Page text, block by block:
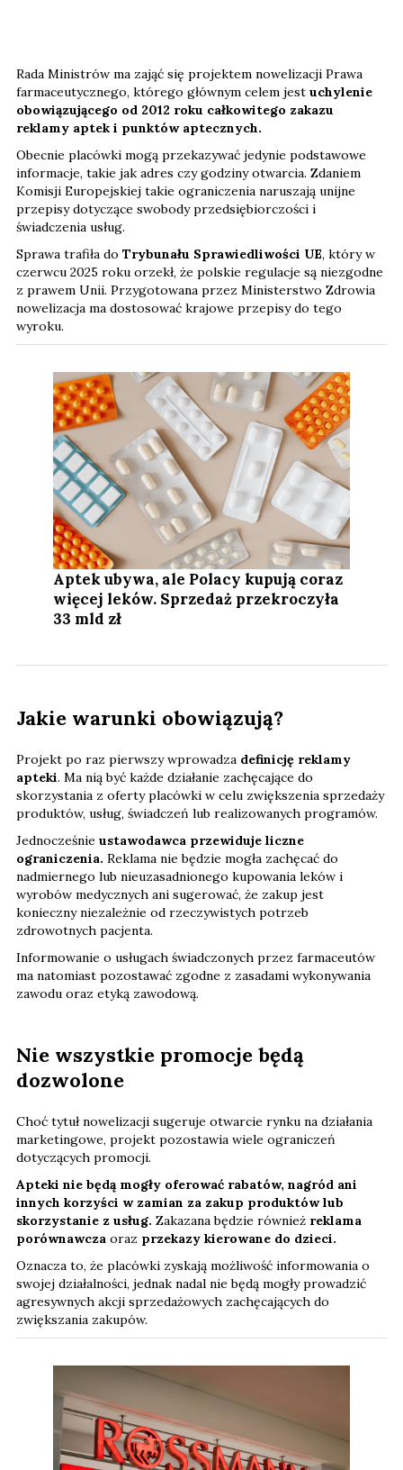
Rada Ministrów ma zająć się projektem nowelizacji Prawa
farmaceutycznego, którego głównym celem jest uchylenie
obowiązującego od 2012 roku całkowitego zakazu
reklamy aptek i punktów aptecznych.
Obecnie placówki mogą przekazywać jedynie podstawowe
informacje, takie jak adres czy godziny otwarcia. Zdaniem
Komisji Europejskiej takie ograniczenia naruszają unijne
przepisy dotyczące swobody przedsiębiorczości i
świadczenia usług.
Sprawa trafiła do Trybunału Sprawiedliwości UE, który w
czerwcu 2025 roku orzekł, że polskie regulacje są niezgodne
z prawem Unii. Przygotowana przez Ministerstwo Zdrowia
nowelizacja ma dostosować krajowe przepisy do tego
wyroku.
Aptek ubywa, ale Polacy kupują coraz
więcej leków. Sprzedaż przekroczyła
33 mld zł
Jakie warunki obowiązują?
Projekt po raz pierwszy wprowadza definicję reklamy
apteki. Ma nią być każde działanie zachęcające do
skorzystania z oferty placówki w celu zwiększenia sprzedaży
produktów, usług, świadczeń lub realizowanych programów.
Jednocześnie ustawodawca przewiduje liczne
ograniczenia. Reklama nie będzie mogła zachęcać do
nadmiernego lub nieuzasadnionego kupowania leków i
wyrobów medycznych ani sugerować, że zakup jest
konieczny niezależnie od rzeczywistych potrzeb
zdrowotnych pacjenta.
Informowanie o usługach świadczonych przez farmaceutów
ma natomiast pozostawać zgodne z zasadami wykonywania
zawodu oraz etyką zawodową.
Nie wszystkie promocje będą
dozwolone
Choć tytuł nowelizacji sugeruje otwarcie rynku na działania
marketingowe, projekt pozostawia wiele ograniczeń
dotyczących promocji.
Apteki nie będą mogły oferować rabatów, nagród ani
innych korzyści w zamian za zakup produktów lub
skorzystanie z usług. Zakazana będzie również reklama
porównawcza oraz przekazy kierowane do dzieci.
Oznacza to, że placówki zyskają możliwość informowania o
swojej działalności, jednak nadal nie będą mogły prowadzić
agresywnych akcji sprzedażowych zachęcających do
zwiększania zakupów.